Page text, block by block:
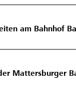
am Bahnhof
Mattersburger